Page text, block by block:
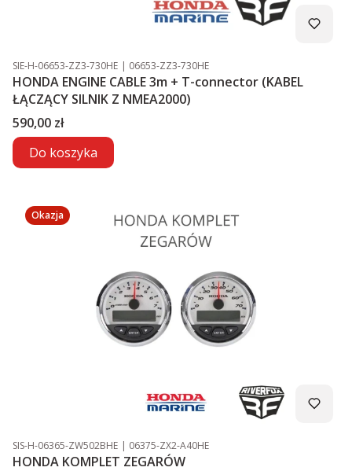
Kod produktu
SIE-H-06653-ZZ3-730HE Kod producenta
06653-ZZ3-730HE
HONDA ENGINE CABLE 3m + T-connector (KABEL
ŁĄCZĄCY SILNIK Z NMEA2000)
Cena
590,00 zł
Do koszyka
Okazja
Kod produktu
SIS-H-06365-ZW502BHE Kod producenta
06375-ZX2-A40HE
HONDA KOMPLET ZEGARÓW